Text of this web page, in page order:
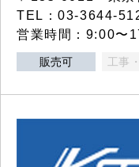
TEL：03-3644-
営業時間：9:00〜
販売可 工事